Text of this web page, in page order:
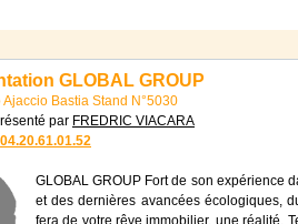
GLOBAL GROUP
Ajaccio Bastia Stand N°5030
par FREDRIC VIACARA
04.20.61.01.52
GLOBAL GROUP Fort de son expérience
et des dernières avancées écologiques,
fera de votre rêve immobilier, une réalité.